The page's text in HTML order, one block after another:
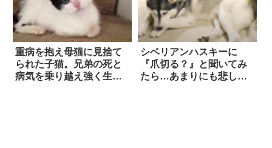
重病を抱え母猫に見捨て
られた子猫。兄弟の死と
病気を乗り越え強く生き
シベリアンハスキーに
『爪切る？』と聞いてみ
たら…あまりにも悲しげ